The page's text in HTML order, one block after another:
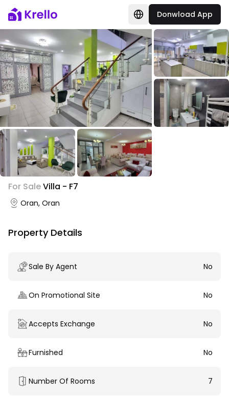
Donwload App
For SaleVilla - F7
Oran, Oran
Property Details
Sale By Agent No
On Promotional Site No
Accepts Exchange No
Furnished No
Number Of Rooms 7